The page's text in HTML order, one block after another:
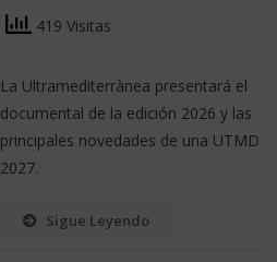
419 Visitas
La Ultramediterrànea presentará el
documental de la edición 2026 y las
principales novedades de una UTMD
2027.
Sigue Leyendo